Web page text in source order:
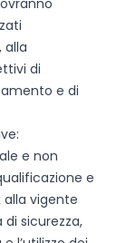
alla
di
e di
e non
e
vigente
sicurezza,